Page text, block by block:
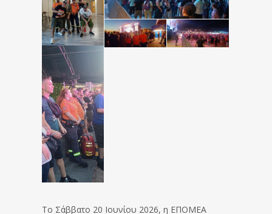
Το Σάββατο 20 Ιουνίου 2026, η ΕΠΟΜΕΑ